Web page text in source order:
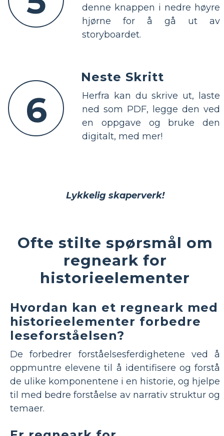
denne knappen i nedre høyre
hjørne for å gå ut av
storyboardet.
6
Neste Skritt
Herfra kan du skrive ut, laste
ned som PDF, legge den ved
en oppgave og bruke den
digitalt, med mer!
Lykkelig skaperverk!
Ofte stilte spørsmål om
regneark for
historieelementer
Hvordan kan et regneark med
historieelementer forbedre
leseforståelsen?
De forbedrer forståelsesferdighetene ved å
oppmuntre elevene til å identifisere og forstå
de ulike komponentene i en historie, og hjelpe
til med bedre forståelse av narrativ struktur og
temaer.